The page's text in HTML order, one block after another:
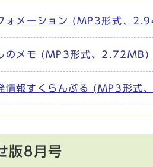
ォメーション (MP3形式、
のメモ (MP3形式、2.72MB)
情報すくらんぶる (MP3形式
版8月号